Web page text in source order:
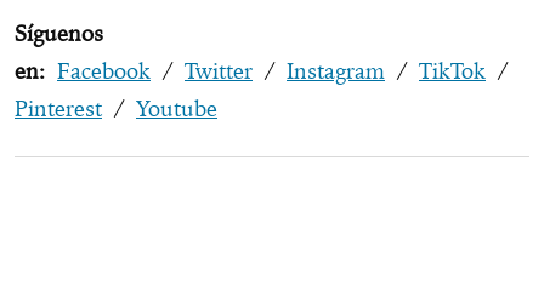
Síguenos
en: Facebook / Twitter / Instagram / TikTok /
Pinterest / Youtube